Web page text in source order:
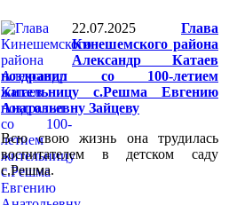
22.07.2025
Глава
Кинешемского района
Александр Катаев
поздравил со 100-летием
жительницу с.Решма Евгению
Анатольевну Зайцеву
Всю свою жизнь она трудилась
воспитателем в детском саду
с.Решма.